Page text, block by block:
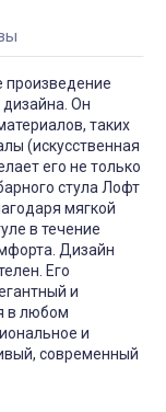
произведение
Он
таких
(искусственная
его не только
стула Лофт
мягкой
в течение
Дизайн
Его
и
в любом
и
современный